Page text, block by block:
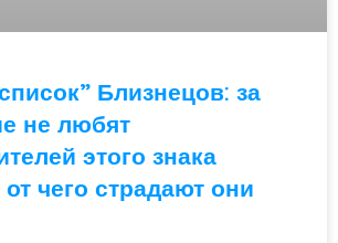
Близнецов: за
не любят
этого знака
чего страдают они